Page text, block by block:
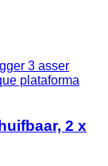
3 asser
plataforma
2 x